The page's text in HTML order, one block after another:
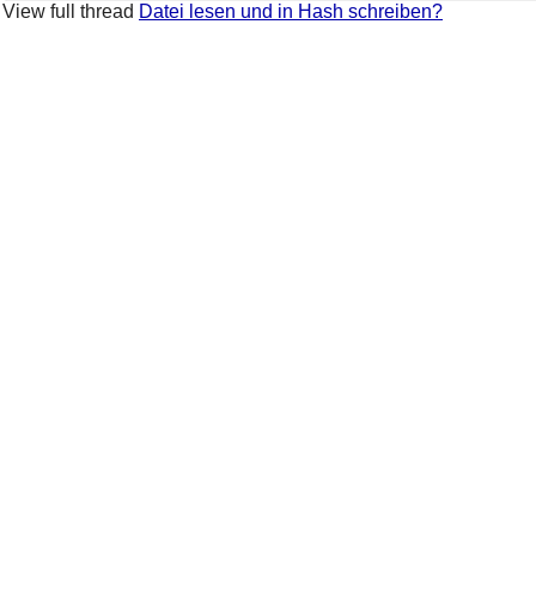
View full thread Datei lesen und in Hash schreiben?